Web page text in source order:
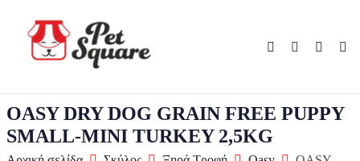
OASY DRY DOG GRAIN FREE PUPPY
SMALL-MINI TURKEY 2,5KG